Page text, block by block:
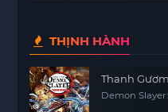
THỊNH HÀNH
Thanh
Demon